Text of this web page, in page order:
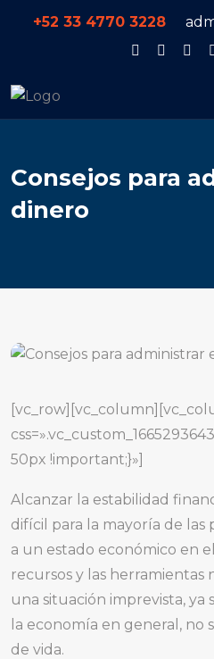
+52 33 4770 3228
Consejos para
dinero
50px !important;}»]
Alcanzar la estabilidad
difícil para la mayoría de las
a un estado económico en
recursos y las herramientas
una situación imprevista, ya
la economía en general, no
de vida.